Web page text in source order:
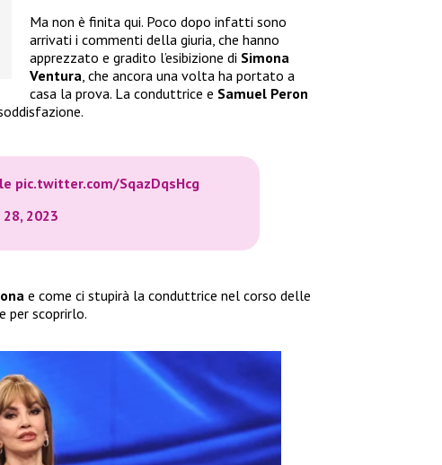
Ma non è finita qui. Poco dopo infatti sono
arrivati i commenti della giuria, che hanno
apprezzato e gradito l’esibizione di Simona
Ventura, che ancora una volta ha portato a
casa la prova. La conduttrice e Samuel Peron
pic.twitter.com/SqazDqsHcg
2023
e come ci stupirà la conduttrice nel corso delle
per scoprirlo.